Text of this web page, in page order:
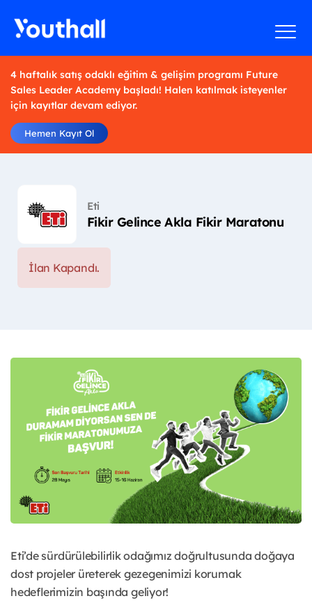
4 haftalık satış odaklı eğitim & gelişim programı Future
Sales Leader Academy başladı! Halen katılmak isteyenler
için kayıtlar devam ediyor.
Hemen Kayıt Ol
Eti
Fikir Gelince Akla Fikir Maratonu
İlan Kapandı.
Eti’de sürdürülebilirlik odağımız doğrultusunda doğaya
dost projeler üreterek gezegenimizi korumak
hedeflerimizin başında geliyor!